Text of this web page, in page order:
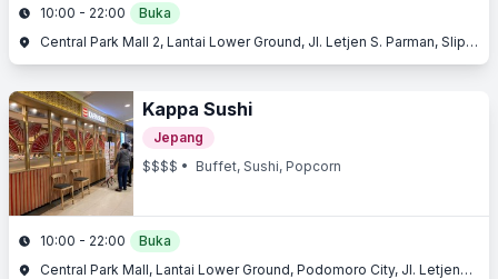
10:00 - 22:00
Buka
Central Park Mall 2, Lantai Lower Ground, Jl. Letjen S. Parman, Slipi, Jakarta Barat
Kappa Sushi
Jepang
$$$$ • Buffet, Sushi, Popcorn
10:00 - 22:00
Buka
Central Park Mall, Lantai Lower Ground, Podomoro City, Jl. Letjend. S. Parman Kav. 28, Slipi, Jakarta Barat, Jakarta